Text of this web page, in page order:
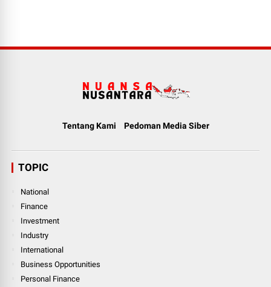
Tentang Kami Pedoman Media Siber
TOPIC
National
Finance
Investment
Industry
International
Business Opportunities
Personal Finance